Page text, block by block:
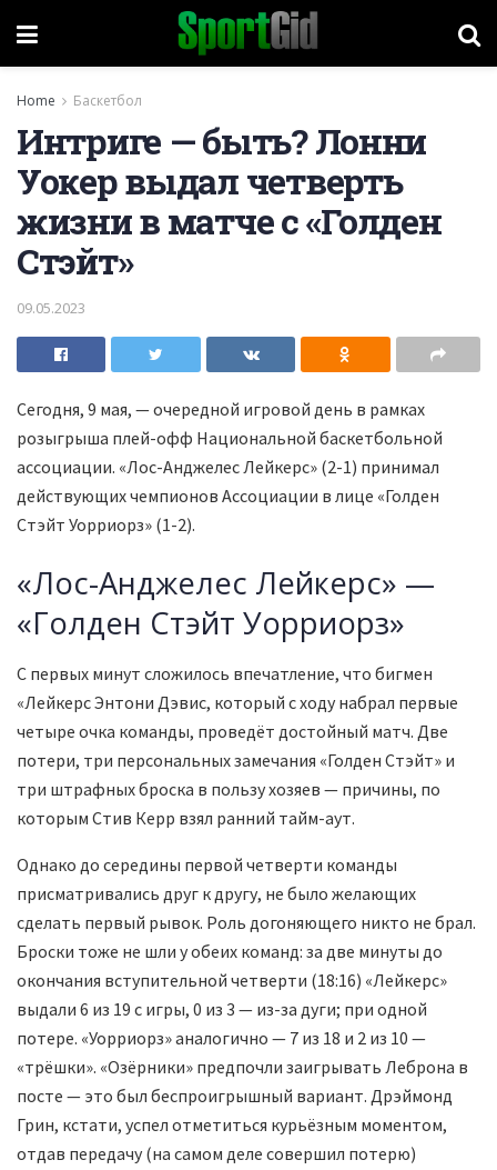
Home Баскетбол
Интриге — быть? Лонни
Уокер выдал четверть
жизни в матче с «Голден
Стэйт»
09.05.2023
Сегодня, 9 мая, — очередной игровой день в рамках
розыгрыша плей-офф Национальной баскетбольной
ассоциации. «Лос-Анджелес Лейкерс» (2-1) принимал
действующих чемпионов Ассоциации в лице «Голден
Стэйт Уорриорз» (1-2).
«Лос-Анджелес Лейкерс» —
«Голден Стэйт Уорриорз»
С первых минут сложилось впечатление, что бигмен
«Лейкерс Энтони Дэвис, который с ходу набрал первые
четыре очка команды, проведёт достойный матч. Две
потери, три персональных замечания «Голден Стэйт» и
три штрафных броска в пользу хозяев — причины, по
которым Стив Керр взял ранний тайм-аут.
Однако до середины первой четверти команды
присматривались друг к другу, не было желающих
сделать первый рывок. Роль догоняющего никто не брал.
Броски тоже не шли у обеих команд: за две минуты до
окончания вступительной четверти (18:16) «Лейкерс»
выдали 6 из 19 с игры, 0 из 3 — из-за дуги; при одной
потере. «Уорриорз» аналогично — 7 из 18 и 2 из 10 —
«трёшки». «Озёрники» предпочли заигрывать Леброна в
посте — это был беспроигрышный вариант. Дрэймонд
Грин, кстати, успел отметиться курьёзным моментом,
отдав передачу (на самом деле совершил потерю)